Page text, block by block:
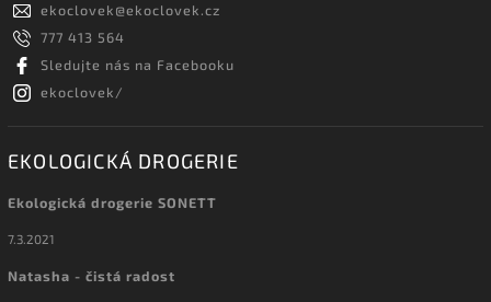
ekoclovek@ekoclovek.cz
777 413 564
Sledujte nás na Facebooku
ekoclovek/
EKOLOGICKÁ DROGERIE
Ekologická drogerie SONETT
7.3.2021
Natasha - čistá radost